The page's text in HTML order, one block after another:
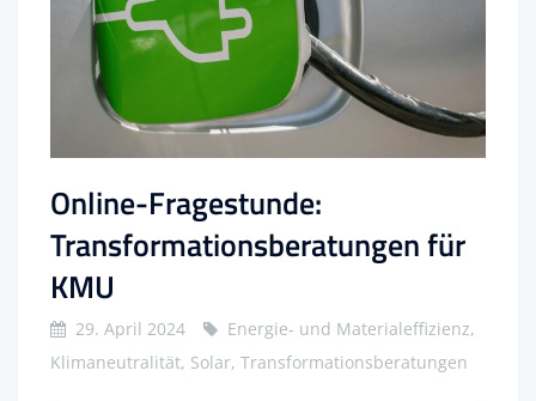
Online-Fragestunde:
Transformationsberatungen für
KMU
29. April 2024
Energie- und Materialeffizienz,
Klimaneutralität, Solar, Transformationsberatungen